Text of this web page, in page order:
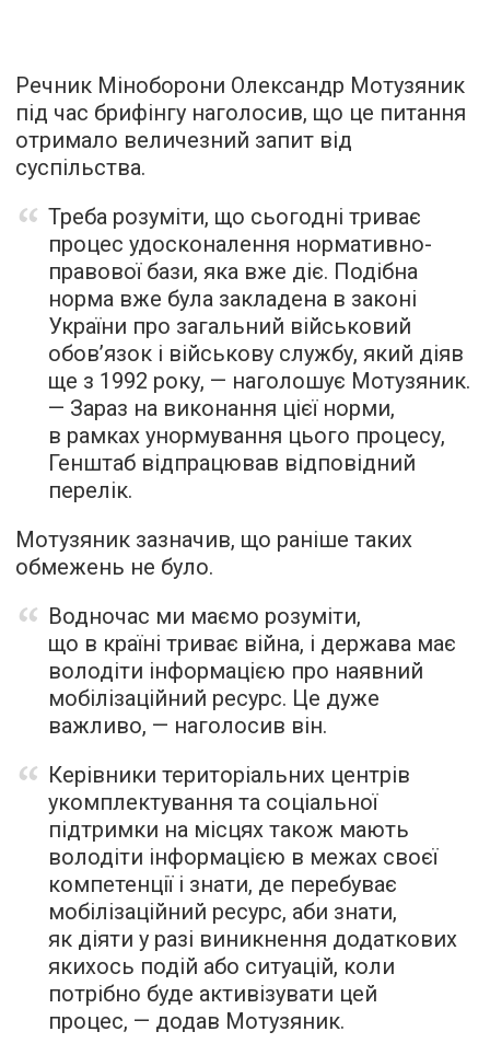
Речник Міноборони Олександр Мотузяник
під час брифінгу наголосив, що це питання
отримало величезний запит від
суспільства.
Треба розуміти, що сьогодні триває
процес удосконалення нормативно-
правової бази, яка вже діє. Подібна
норма вже була закладена в законі
України про загальний військовий
обов’язок і військову службу, який діяв
ще з 1992 року, — наголошує Мотузяник.
— Зараз на виконання цієї норми,
в рамках унормування цього процесу,
Генштаб відпрацював відповідний
перелік.
Мотузяник зазначив, що раніше таких
обмежень не було.
Водночас ми маємо розуміти,
що в країні триває війна, і держава має
володіти інформацією про наявний
мобілізаційний ресурс. Це дуже
важливо, — наголосив він.
Керівники територіальних центрів
укомплектування та соціальної
підтримки на місцях також мають
володіти інформацією в межах своєї
компетенції і знати, де перебуває
мобілізаційний ресурс, аби знати,
як діяти у разі виникнення додаткових
якихось подій або ситуацій, коли
потрібно буде активізувати цей
процес, — додав Мотузяник.